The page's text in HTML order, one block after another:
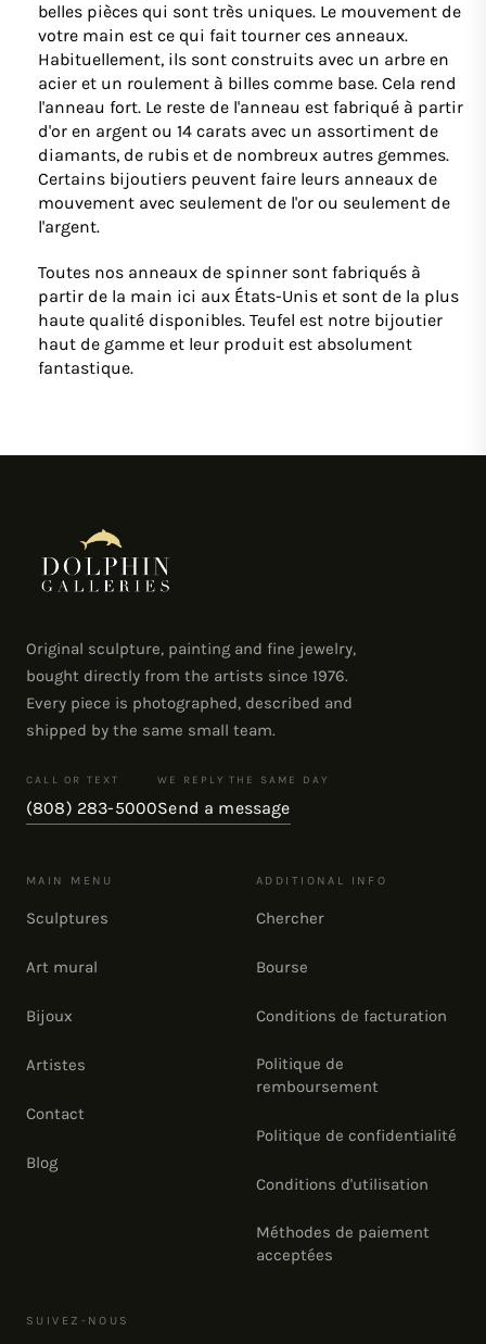
belles pièces qui sont très uniques. Le mouvement de
votre main est ce qui fait tourner ces anneaux.
Habituellement, ils sont construits avec un arbre en
acier et un roulement à billes comme base. Cela rend
l'anneau fort. Le reste de l'anneau est fabriqué à partir
d'or en argent ou 14 carats avec un assortiment de
diamants, de rubis et de nombreux autres gemmes.
Certains bijoutiers peuvent faire leurs anneaux de
mouvement avec seulement de l'or ou seulement de
l'argent.
Toutes nos anneaux de spinner sont fabriqués à
partir de la main ici aux États-Unis et sont de la plus
haute qualité disponibles. Teufel est notre bijoutier
haut de gamme et leur produit est absolument
fantastique.
Original sculpture, painting and fine jewelry,
bought directly from the artists since 1976.
Every piece is photographed, described and
shipped by the same small team.
CALL OR TEXT
(808) 283-5000
WE REPLY THE SAME DAY
Send a message
MAIN MENU
Sculptures
Art mural
Bijoux
Artistes
Contact
Blog
ADDITIONAL INFO
Chercher
Bourse
Conditions de facturation
Politique de
remboursement
Politique de confidentialité
Conditions d'utilisation
Méthodes de paiement
acceptées
SUIVEZ-NOUS